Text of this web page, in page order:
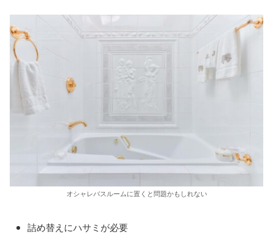
オシャレバスルームに置くと問題かもしれない
詰め替えにハサミが必要